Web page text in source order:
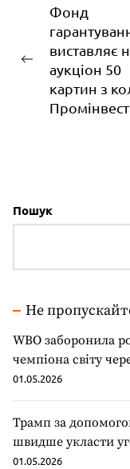
Навігація
записів
Попередній
запис:
Фонд
виставляє
аукціон 50
картин з
Пошук
Не
WBO заборонила
чемпіона світу
01.05.2026
Трамп за
швидше укласти
01.05.2026